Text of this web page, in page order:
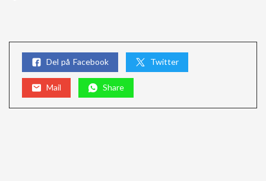
Del på Facebook Twitter
Mail Share